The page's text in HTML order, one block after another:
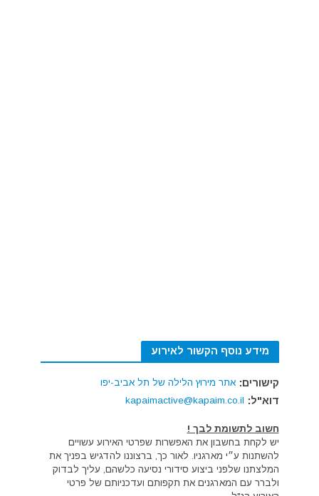
מידע נוסף הקשור לאירוע
קישורים: אתר מירוץ הלילה של תל אביב-יפו
דוא"ל: kapaimactive@kapaim.co.il
חשוב לתשומת לבך !
יש לקחת בחשבון את האפשרות שפרטי האירוע עשויים
להשתנות ע״י מארגניו. לאור כך, ברצוננו להדגיש בפניך את
המלצתנו שלפני ביצוע סידורי נסיעה כלשהם, עליך לבדוק
ולברר עם המארגנים את תקפותם ועדכניותם של פרטי